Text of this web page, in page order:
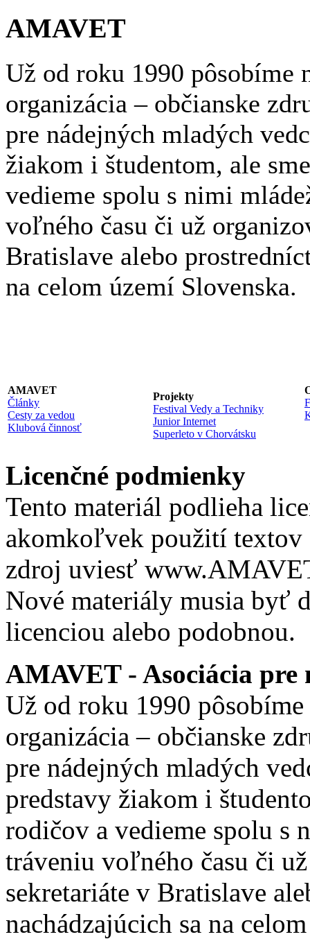
AMAVET
Už od roku 1990 pôsobíme
organizácia – občianske
pre nádejných mladých
žiakom i študentom, ale
vedieme spolu s nimi
voľného času či už
Bratislave alebo
na celom území Slovenska.
AMAVET
Články
Cesty za vedou
Klubová činnosť
Projekty
Festival Vedy a Techniky
Junior Internet
Superleto v Chorvátsku
Licenčné podmienky
Tento materiál podlieha
akomkoľvek použití textov
zdroj uviesť
Nové materiály musia byť
licenciou alebo podobnou.
AMAVET - Asociácia pre
Už od roku 1990
organizácia – občianske
pre nádejných mladých
predstavy žiakom i
rodičov a vedieme spolu s
tráveniu voľného času či
sekretariáte v Bratislave
nachádzajúcich sa na